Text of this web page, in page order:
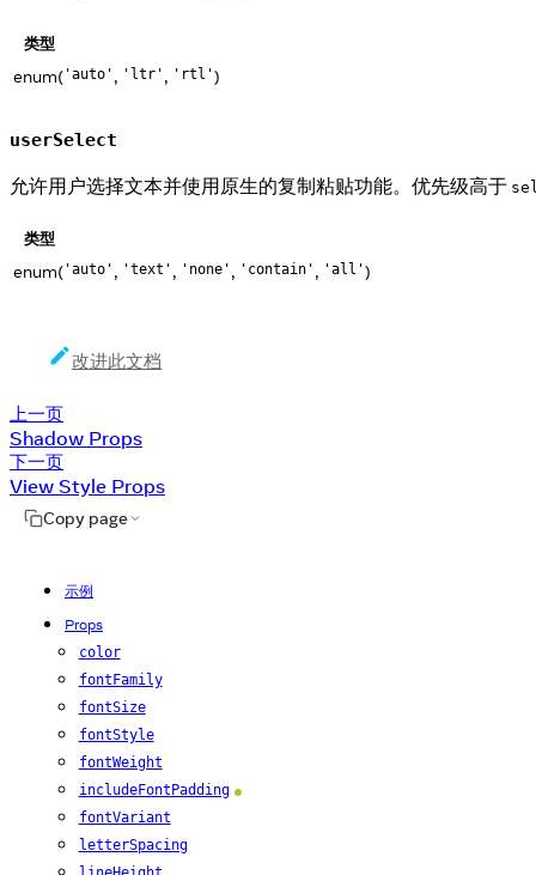
类型
enum( 'auto' , 'ltr' , 'rtl')
userSelect
允许用户选择文本并使用原生的复制粘贴功能。优先级高于
类型
enum( 'auto' , 'text' , 'none' , 'contain' , 'all')
改进此文档
上一页
Shadow Props
下一页
View Style Props
Copy page
示例
Props
color
fontFamily
fontSize
fontStyle
fontWeight
includeFontPadding Android
fontVariant
letterSpacing